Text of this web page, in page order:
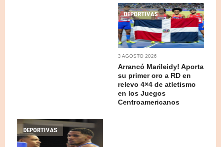
DEPORTIVAS
3 AGOSTO 2026
Arrancó Marileidy! Aporta
su primer oro a RD en
relevo 4×4 de atletismo
en los Juegos
Centroamericanos
DEPORTIVAS